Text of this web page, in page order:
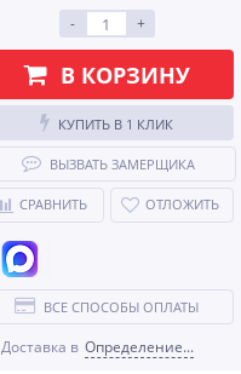
-
+
В КОРЗИНУ
КУПИТЬ В 1 КЛИК
ВЫЗВАТЬ ЗАМЕРЩИКА
СРАВНИТЬ ОТЛОЖИТЬ
ВСЕ СПОСОБЫ ОПЛАТЫ
Доставка в Определение...